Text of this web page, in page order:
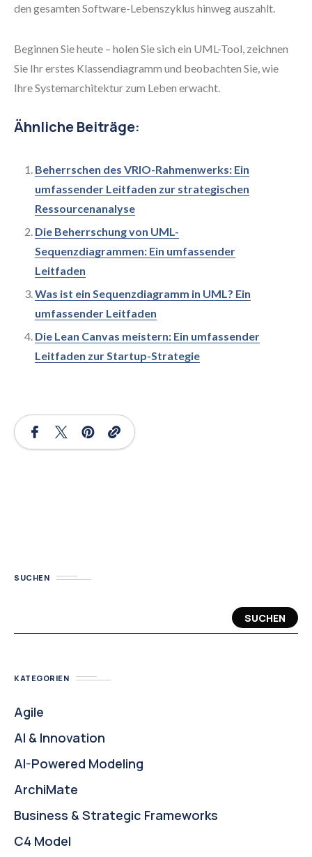
den gesamten Software-Lebenszyklus hinweg auszahlt.
Beginnen Sie heute – holen Sie sich ein UML-Tool, zeichnen
Sie Ihr erstes Klassendiagramm und beobachten Sie, wie
Ihre Systemarchitektur zum Leben erwacht.
Ähnliche Beiträge:
Beherrschen des VRIO-Rahmenwerks: Ein
umfassender Leitfaden zur strategischen
Ressourcenanalyse
Die Beherrschung von UML-
Sequenzdiagrammen: Ein umfassender
Leitfaden
Was ist ein Sequenzdiagramm in UML? Ein
umfassender Leitfaden
Die Lean Canvas meistern: Ein umfassender
Leitfaden zur Startup-Strategie
SUCHEN
SUCHEN
KATEGORIEN
Agile
AI & Innovation
AI-Powered Modeling
ArchiMate
Business & Strategic Frameworks
C4 Model